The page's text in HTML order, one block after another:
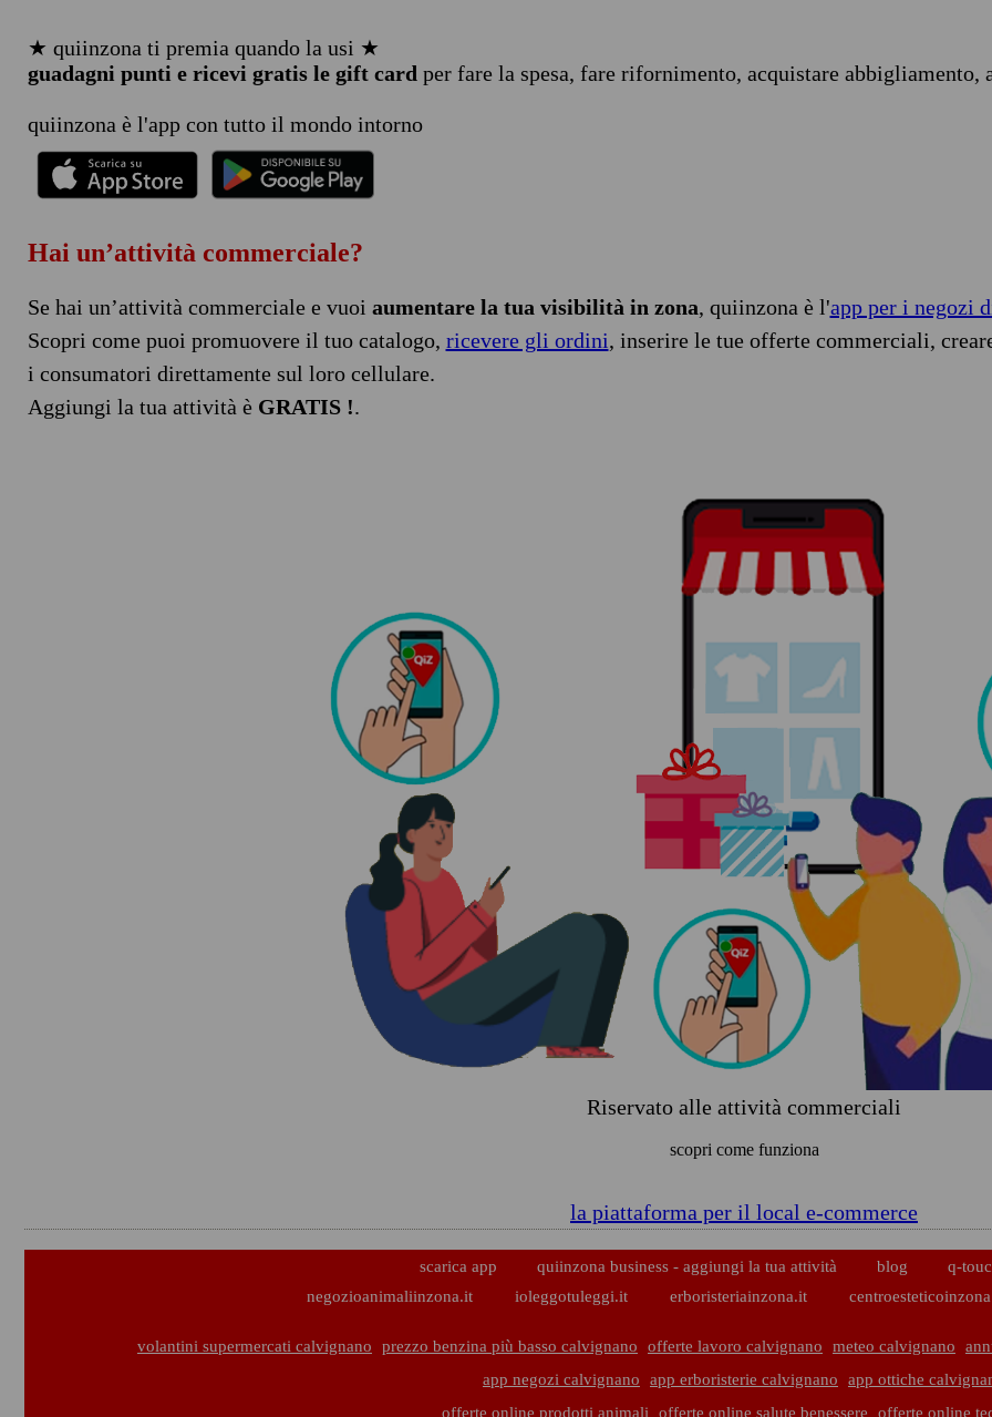
★ quiinzona ti premia quando la usi ★
guadagni punti e ricevi gratis le gift card per fare la spesa, fare rifornimento, acquistare abbigliamento,
quiinzona è l'app con tutto il mondo intorno
Hai un’attività commerciale?
Se hai un’attività commerciale e vuoi aumentare la tua visibilità in zona, quiinzona è l'app per i negozi
Scopri come puoi promuovere il tuo catalogo, ricevere gli ordini, inserire le tue offerte commerciali,
i consumatori direttamente sul loro cellulare.
Aggiungi la tua attività è GRATIS !.
Riservato alle attività commerciali
scopri come funziona
la piattaforma per il local e-commerce
scarica app quiinzona business - aggiungi la tua attività blog
q-
negozioanimaliinzona.it
ioleggotuleggi.it erboristeriainzona.it
volantini supermercati calvignano prezzo benzina più basso calvignano offerte lavoro calvignano meteo calvignano
app negozi calvignano
app erboristerie calvignano
app ottiche
offerte online prodotti animali
offerte online salute benessere offerte online